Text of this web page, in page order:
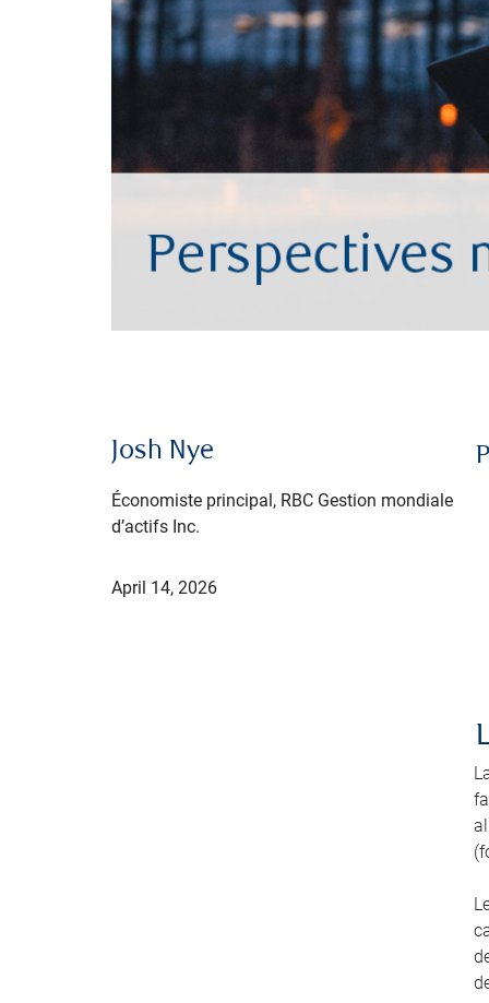
Josh Nye
Économiste principal, RBC Gestion mondiale
d’actifs Inc.
April 14, 2026